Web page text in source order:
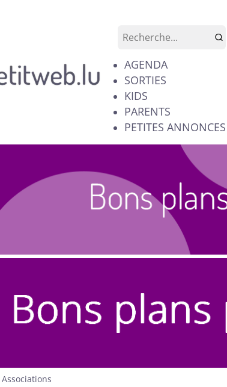
AGENDA
SORTIES
KIDS
PARENTS
PETITES ANNONCES
Associations